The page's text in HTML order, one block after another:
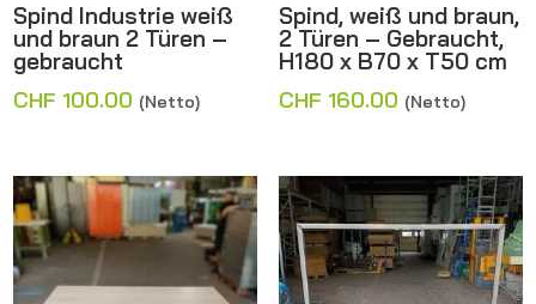
Spind Industrie weiß
und braun 2 Türen –
gebraucht
CHF 100.00 (Netto)
Spind, weiß und braun,
2 Türen – Gebraucht,
H180 x B70 x T50 cm
CHF 160.00 (Netto)